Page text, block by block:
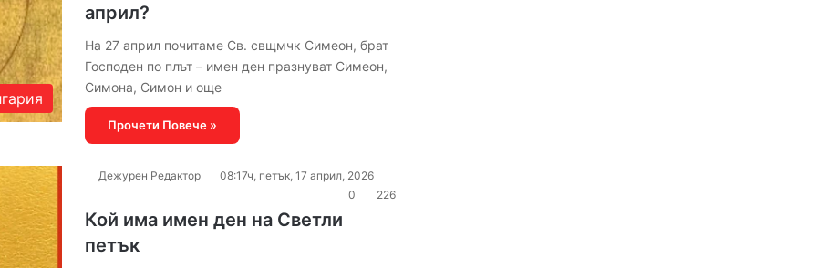
април?
На 27 април почитаме Св. свщмчк Симеон, брат
Господен по плът – имен ден празнуват Симеон,
Симона, Симон и още
Прочети Повече »
Дежурен Редактор
08:17ч, петък, 17 април, 2026
0
226
Кой има имен ден на Светли
петък